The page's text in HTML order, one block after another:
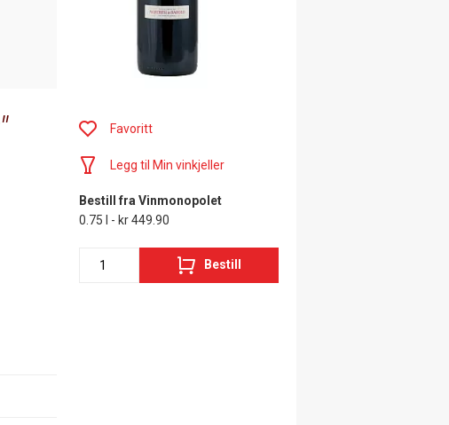
Favoritt
Legg til Min vinkjeller
Bestill fra Vinmonopolet
0.75 l - kr 449.90
Bestill